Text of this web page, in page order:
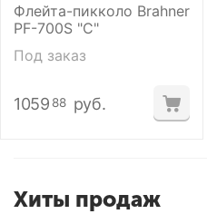
Флейта-пикколо Brahner
PF-700S "С"
Под заказ
1059 88 руб.
Хиты продаж